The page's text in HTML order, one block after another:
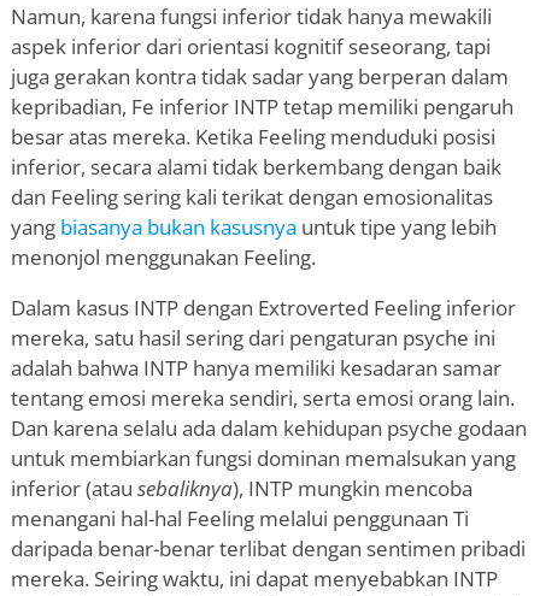
Namun, karena fungsi inferior tidak hanya mewakili
aspek inferior dari orientasi kognitif seseorang, tapi
juga gerakan kontra tidak sadar yang berperan dalam
kepribadian, Fe inferior INTP tetap memiliki pengaruh
besar atas mereka. Ketika Feeling menduduki posisi
inferior, secara alami tidak berkembang dengan baik
dan Feeling sering kali terikat dengan emosionalitas
yang biasanya bukan kasusnya untuk tipe yang lebih
menonjol menggunakan Feeling.
Dalam kasus INTP dengan Extroverted Feeling inferior
mereka, satu hasil sering dari pengaturan psyche ini
adalah bahwa INTP hanya memiliki kesadaran samar
tentang emosi mereka sendiri, serta emosi orang lain.
Dan karena selalu ada dalam kehidupan psyche godaan
untuk membiarkan fungsi dominan memalsukan yang
inferior (atau sebaliknya), INTP mungkin mencoba
menangani hal-hal Feeling melalui penggunaan Ti
daripada benar-benar terlibat dengan sentimen pribadi
mereka. Seiring waktu, ini dapat menyebabkan INTP